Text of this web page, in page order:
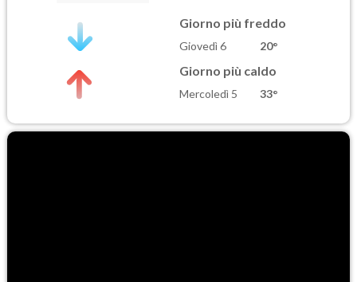
Giorno più freddo
Giovedì 6 20°
Giorno più caldo
Mercoledì 5 33°